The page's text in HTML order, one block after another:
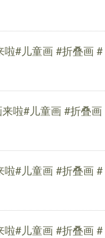
啦#儿童画 #折叠画 #
啦#儿童画 #折叠画
啦#儿童画 #折叠画 #
啦#儿童画 #折叠画 #